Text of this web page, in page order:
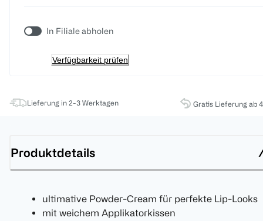
In Filiale abholen
Verfügbarkeit prüfen
Lieferung in 2-3 Werktagen Gratis Lieferung ab
Produktdetails
ultimative Powder-Cream für perfekte Lip-Looks
mit weichem Applikatorkissen